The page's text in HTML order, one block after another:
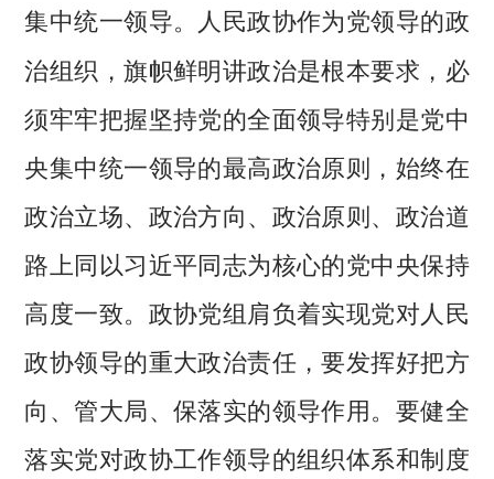
集中统一领导。 人民政协作为党领导的政
治组织，旗帜鲜明讲政治是根本要求，必
须牢牢把握坚持党的全面领导特别是党中
央集中统一领导的最高政治原则，始终在
政治立场、政治方向、政治原则、政治道
路上同以习近平同志为核心的党中央保持
高度一致。政协党组肩负着实现党对人民
政协领导的重大政治责任，要发挥好把方
向、管大局、保落实的领导作用。要健全
落实党对政协工作领导的组织体系和制度